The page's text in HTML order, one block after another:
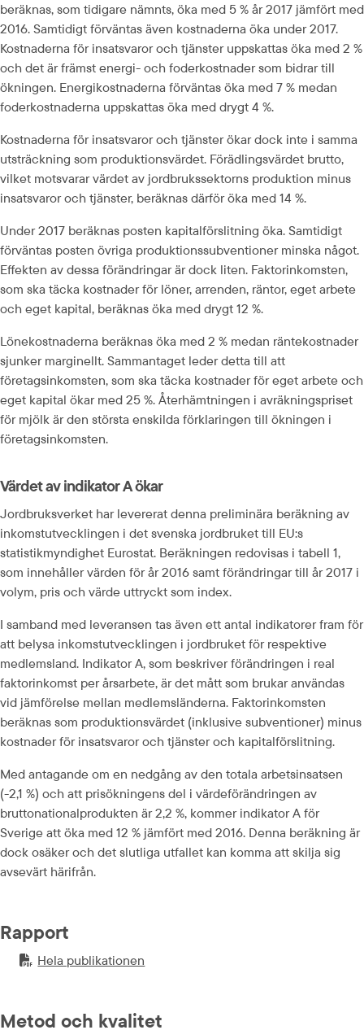
beräknas, som tidigare nämnts, öka med 5 % år 2017 jämfört med
2016. Samtidigt förväntas även kostnaderna öka under 2017.
Kostnaderna för insatsvaror och tjänster uppskattas öka med 2 %
och det är främst energi- och foderkostnader som bidrar till
ökningen. Energikostnaderna förväntas öka med 7 % medan
foderkostnaderna uppskattas öka med drygt 4 %.
Kostnaderna för insatsvaror och tjänster ökar dock inte i samma
utsträckning som produktionsvärdet. Förädlingsvärdet brutto,
vilket motsvarar värdet av jordbrukssektorns produktion minus
insatsvaror och tjänster, beräknas därför öka med 14 %.
Under 2017 beräknas posten kapitalförslitning öka. Samtidigt
förväntas posten övriga produktionssubventioner minska något.
Effekten av dessa förändringar är dock liten. Faktorinkomsten,
som ska täcka kostnader för löner, arrenden, räntor, eget arbete
och eget kapital, beräknas öka med drygt 12 %.
Lönekostnaderna beräknas öka med 2 % medan räntekostnader
sjunker marginellt. Sammantaget leder detta till att
företagsinkomsten, som ska täcka kostnader för eget arbete och
eget kapital ökar med 25 %. Återhämtningen i avräkningspriset
för mjölk är den största enskilda förklaringen till ökningen i
företagsinkomsten.
Värdet av indikator A ökar
Jordbruksverket har levererat denna preliminära beräkning av
inkomstutvecklingen i det svenska jordbruket till EU:s
statistikmyndighet Eurostat. Beräkningen redovisas i tabell 1,
som innehåller värden för år 2016 samt förändringar till år 2017 i
volym, pris och värde uttryckt som index.
I samband med leveransen tas även ett antal indikatorer fram för
att belysa inkomstutvecklingen i jordbruket för respektive
medlemsland. Indikator A, som beskriver förändringen i real
faktorinkomst per årsarbete, är det mått som brukar användas
vid jämförelse mellan medlemsländerna. Faktorinkomsten
beräknas som produktionsvärdet (inklusive subventioner) minus
kostnader för insatsvaror och tjänster och kapitalförslitning.
Med antagande om en nedgång av den totala arbetsinsatsen
(-2,1 %) och att prisökningens del i värdeförändringen av
bruttonationalprodukten är 2,2 %, kommer indikator A för
Sverige att öka med 12 % jämfört med 2016. Denna beräkning är
dock osäker och det slutliga utfallet kan komma att skilja sig
avsevärt härifrån.
Rapport
PDF-fil.
Hela publikationen
pdf, 851.1 kB.
Metod och kvalitet